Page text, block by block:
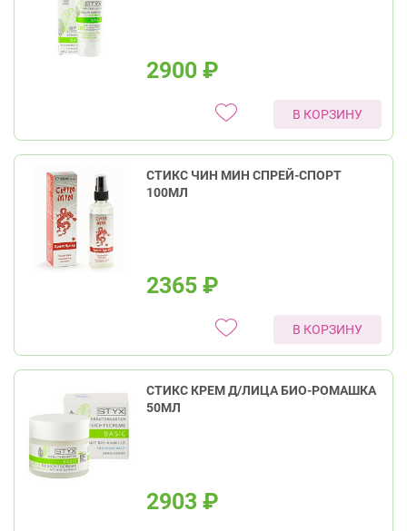
2900 ₽
В КОРЗИНУ
СТИКС ЧИН МИН СПРЕЙ-СПОРТ
100МЛ
2365 ₽
В КОРЗИНУ
СТИКС КРЕМ Д/ЛИЦА БИО-РОМАШКА
50МЛ
2903 ₽